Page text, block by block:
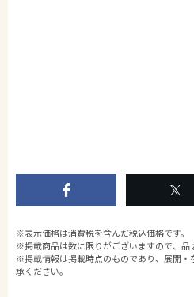
※表示価格は消費税を含んだ税込価格です。
※掲載商品は数に限りがございますので、品
※掲載情報は掲載時点のものであり、展開・
承ください。